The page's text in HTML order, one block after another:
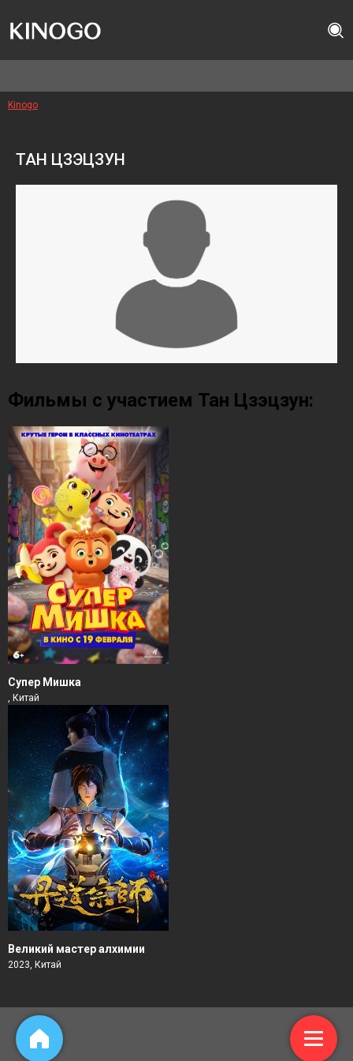
Kinogo
ТАН ЦЗЭЦЗУН
Фильмы с участием Тан Цзэцзун:
Супер Мишка
, Китай
Великий мастер алхимии
2023, Китай